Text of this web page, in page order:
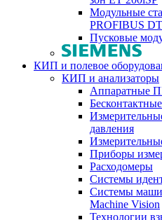
Модульные
PROFIBUS
Пусковые
КИП и полевое
КИП и анализаторы
Аппаратные
давления
Приборы
Расходомеры
Системы
Системы
Machine Vision
Технологии